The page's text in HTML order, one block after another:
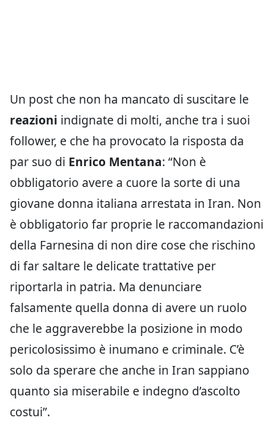
Un post che non ha mancato di suscitare le
reazioni indignate di molti, anche tra i suoi
follower, e che ha provocato la risposta da
par suo di Enrico Mentana: “Non è
obbligatorio avere a cuore la sorte di una
giovane donna italiana arrestata in Iran. Non
è obbligatorio far proprie le raccomandazioni
della Farnesina di non dire cose che rischino
di far saltare le delicate trattative per
riportarla in patria. Ma denunciare
falsamente quella donna di avere un ruolo
che le aggraverebbe la posizione in modo
pericolosissimo è inumano e criminale. C’è
solo da sperare che anche in Iran sappiano
quanto sia miserabile e indegno d’ascolto
costui”.